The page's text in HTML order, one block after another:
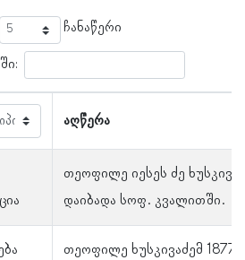
ჩანაწერი
აღწერა
თეოფილე იესეს ძე
დაიბადა სოფ. კვალითში.
თეოფილე ხუსკივაძემ